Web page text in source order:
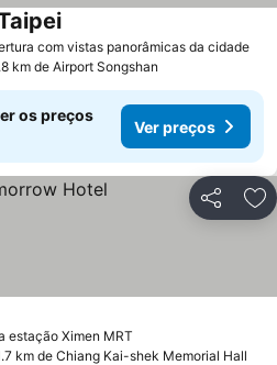
com vistas panorâmicas da cidade
Ver preços
km de Airport Songshan
os preços
Ver preços
Partilhar
estação Ximen MRT
km de Chiang Kai-shek Memorial Hall